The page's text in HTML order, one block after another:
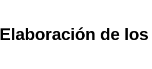
Elaboración de